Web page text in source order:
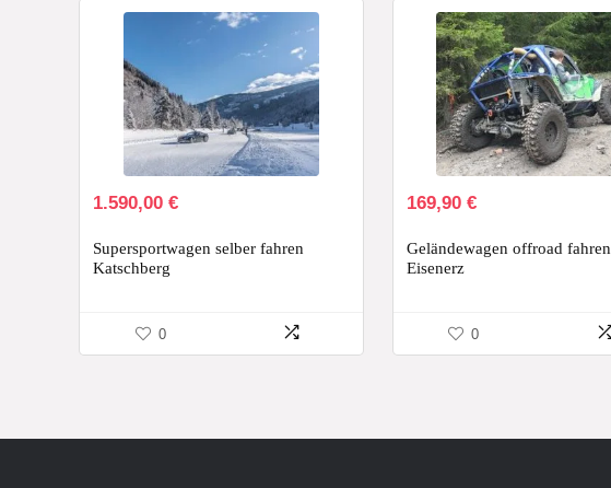
1.590,00€
Supersportwagen selber fahren
Katschberg
0
169,90 €
Geländewagen offroad fahren
Eisenerz
0